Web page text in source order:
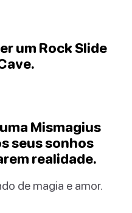
um Rock Slide
Mismagius
seus sonhos
realidade.
de magia e amor.